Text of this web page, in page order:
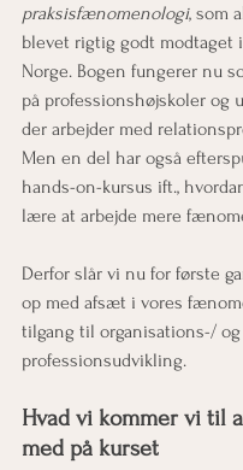
praksisfænomenologi, som
blevet rigtig godt modtaget
Norge. Bogen fungerer nu
på professionshøjskoler og
der arbejder med
Men en del har også
hands-on-kursus ift.,
lære at arbejde mere
Derfor slår vi nu for første
op med afsæt i vores
tilgang til organisations-/ og
professionsudvikling.
Hvad vi kommer vi til
med på kurset